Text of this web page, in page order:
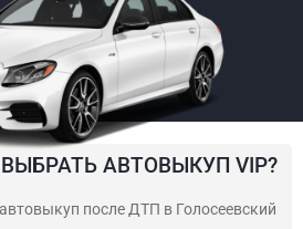
АВТОВЫКУП VIP?
после ДТП в Голосеевский